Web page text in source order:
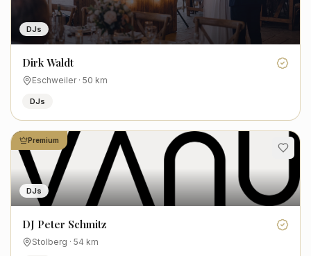
DJs
Dirk Waldt
Eschweiler· 50 km
DJs
DJs
Premium
DJ Peter Schmitz
Stolberg · 54 km